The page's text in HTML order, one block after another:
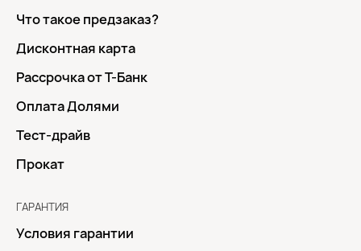
Что такое предзаказ?
Дисконтная карта
Рассрочка от Т-Банк
Оплата Долями
Тест-драйв
Прокат
ГАРАНТИЯ
Условия гарантии